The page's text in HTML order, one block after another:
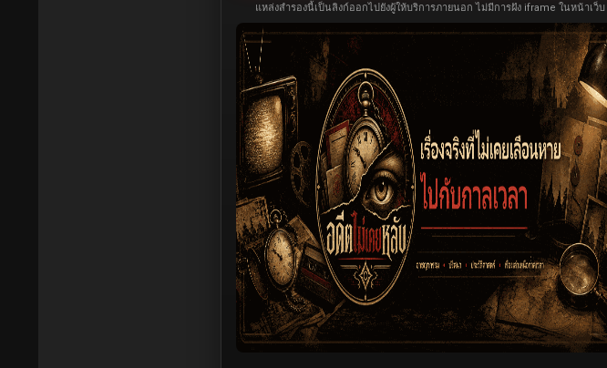
แหล่งสำรองนี้เป็นลิงก์ออกไปยังผู้ให้บริการภายนอก ไม่มีการฝัง iframe ในหน้าเว็บ